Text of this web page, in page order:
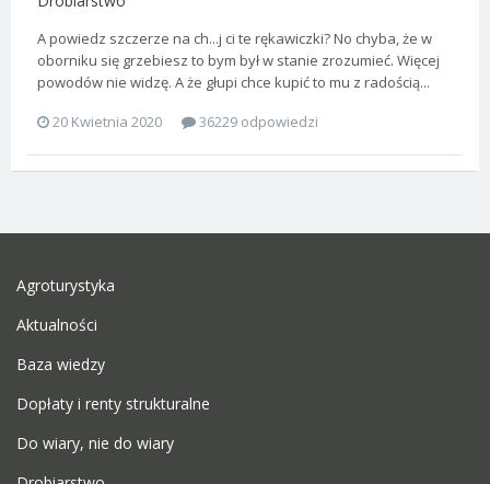
A powiedz szczerze na ch...j ci te rękawiczki? No chyba, że w
oborniku się grzebiesz to bym był w stanie zrozumieć. Więcej
powodów nie widzę. A że głupi chce kupić to mu z radością...
20 Kwietnia 2020
36229 odpowiedzi
Agroturystyka
Aktualności
Baza wiedzy
Dopłaty i renty strukturalne
Do wiary, nie do wiary